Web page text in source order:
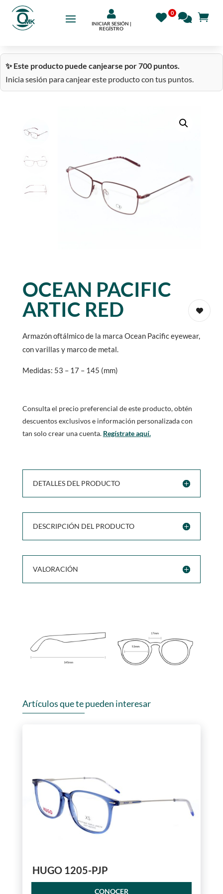

INICIAR SESIÓN |
REGÍSTRO
✨ Este producto puede canjearse por 700 puntos.
Inicia sesión para canjear este producto con tus puntos.
OCEAN PACIFIC
ARTIC RED
Armazón oftálmico de la marca Ocean Pacific eyewear,
con varillas y marco de metal.
Medidas: 53 – 17 – 145 (mm)
Consulta el precio preferencial de este producto, obtén
descuentos exclusivos e información personalizada con
tan solo crear una cuenta. Regístrate aquí.
DETALLES DEL PRODUCTO
DESCRIPCIÓN DEL PRODUCTO
VALORACIÓN
Artículos que te pueden interesar
HUGO 1205-PJP
CONOCER